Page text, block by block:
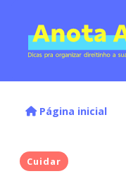
Página inicial
Cuidar